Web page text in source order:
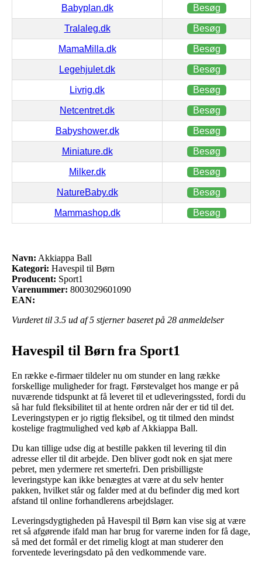
Babyplan.dk Besøg
Tralaleg.dk Besøg
MamaMilla.dk Besøg
Legehjulet.dk Besøg
Livrig.dk Besøg
Netcentret.dk Besøg
Babyshower.dk Besøg
Miniature.dk Besøg
Milker.dk Besøg
NatureBaby.dk Besøg
Mammashop.dk Besøg
Navn: Akkiappa Ball
Kategori: Havespil til Børn
Producent: Sport1
Varenummer: 8003029601090
EAN:
Vurderet til 3.5 ud af 5 stjerner baseret på 28 anmeldelser
Havespil til Børn fra Sport1
En række e-firmaer tildeler nu om stunder en lang række
forskellige muligheder for fragt. Førstevalget hos mange er på
nuværende tidspunkt at få leveret til et udleveringssted, fordi du
så har fuld fleksibilitet til at hente ordren når der er tid til det.
Leveringstypen er jo rigtig fleksibel, og tit tilmed den mindst
kostelige fragtmulighed ved køb af Akkiappa Ball.
Du kan tillige udse dig at bestille pakken til levering til din
adresse eller til dit arbejde. Den bliver godt nok en sjat mere
pebret, men ydermere ret smertefri. Den prisbilligste
leveringstype kan ikke benægtes at være at du selv henter
pakken, hvilket står og falder med at du befinder dig med kort
afstand til online forhandlerens arbejdslager.
Leveringsdygtigheden på Havespil til Børn kan vise sig at være
ret så afgørende ifald man har brug for varerne inden for få dage,
så med det formål er det rimelig klogt at man studerer den
forventede leveringsdato på den vedkommende vare.